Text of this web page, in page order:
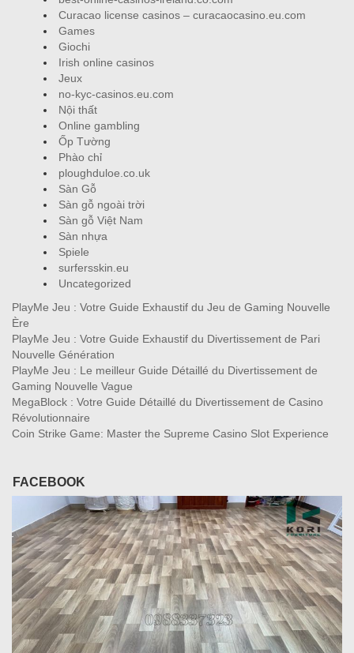
Curacao license casinos – curacaocasino.eu.com
Games
Giochi
Irish online casinos
Jeux
no-kyc-casinos.eu.com
Nội thất
Online gambling
Ốp Tường
Phào chỉ
ploughduloe.co.uk
Sàn Gỗ
Sàn gỗ ngoài trời
Sàn gỗ Việt Nam
Sàn nhựa
Spiele
surfersskin.eu
Uncategorized
PlayMe Jeu : Votre Guide Exhaustif du Jeu de Gaming Nouvelle
Ère
PlayMe Jeu : Votre Guide Exhaustif du Divertissement de Pari
Nouvelle Génération
PlayMe Jeu : Le meilleur Guide Détaillé du Divertissement de
Gaming Nouvelle Vague
MegaBlock : Votre Guide Détaillé du Divertissement de Casino
Révolutionnaire
Coin Strike Game: Master the Supreme Casino Slot Experience
FACEBOOK